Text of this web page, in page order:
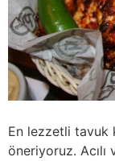
En lezzetli tavuk
öneriyoruz. Acılı